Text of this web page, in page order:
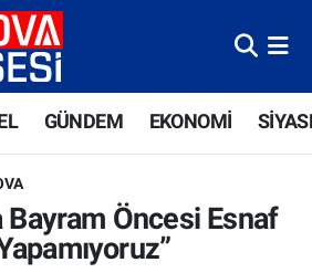
GÜNDEM EKONOMİ
Bayram Öncesi Esnaf
Eczaneler
Yoğunluk Haritası
Durumu ve Fikstür